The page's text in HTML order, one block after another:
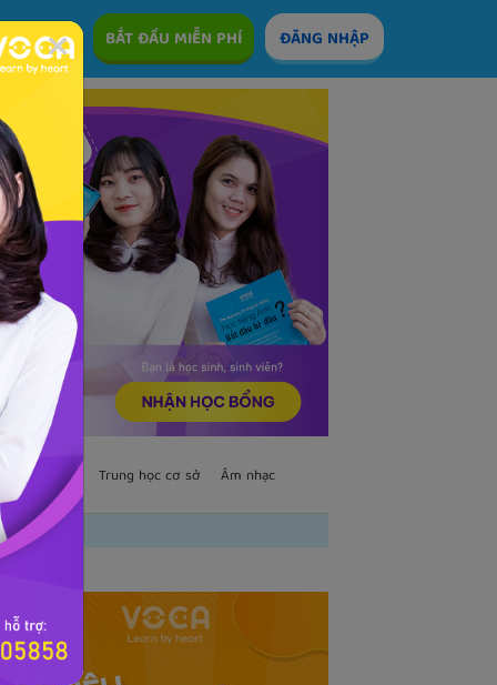
ĐĂNG NHẬP
BẮT ĐẦU MIỄN PHÍ
Trẻ em Trung học cơ sở Âm nhạc